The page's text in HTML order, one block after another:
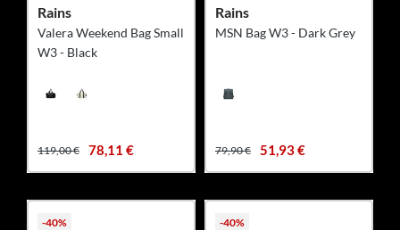
Rains
Valera Weekend Bag Small
W3 - Black
119,00 € 78,11 €
Rains
MSN Bag W3 - Dark Grey
79,90 € 51,93 €
-40% -40%